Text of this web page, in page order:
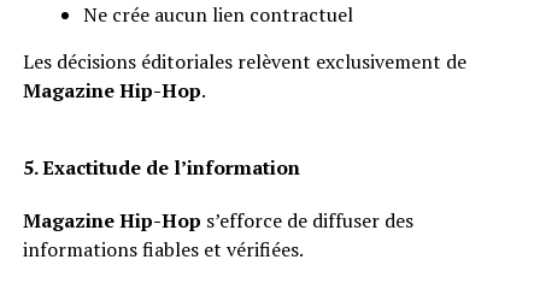
Ne crée aucun lien contractuel
Les décisions éditoriales relèvent exclusivement de
Magazine Hip-Hop.
5. Exactitude de l’information
Magazine Hip-Hop s’efforce de diffuser des
informations fiables et vérifiées.